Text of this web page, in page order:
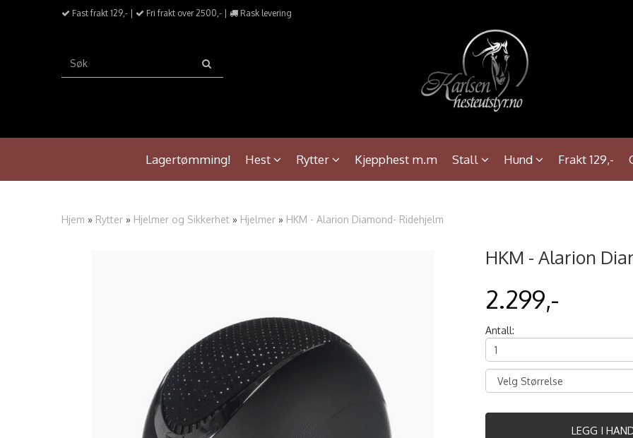
Fast frakt 129,- | Fri frakt over 2500,- | Rask levering
Lagertømming! Hest Rytter Kjepphest m.m Stall Hund Frakt 129,-
Hjem » Rytter » Hjelmer og Sikkerhet » Hjelmer » HKM - Alarion Diamond- Ridehjelm
HKM - Alarion
2.299,-
Antall:
LEGG I